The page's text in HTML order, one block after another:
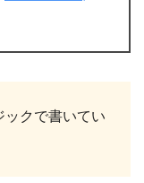
ックで書いてい